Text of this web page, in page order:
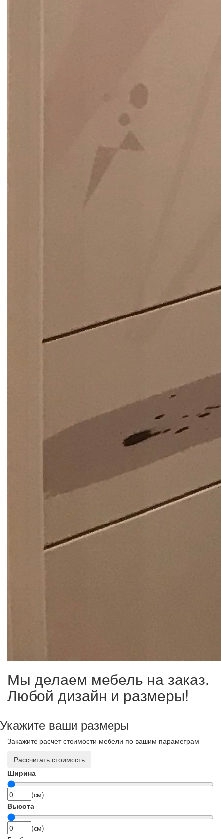
Мы делаем мебель на заказ.
Любой дизайн и размеры!
Укажите ваши размеры
Закажите расчет стоимости мебели по вашим параметрам
Рассчитать стоимость
Ширина
(см)
Высота
(см)